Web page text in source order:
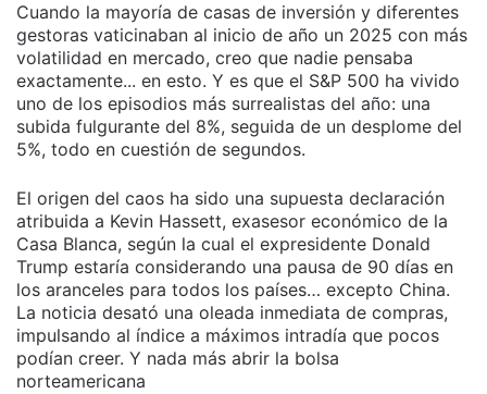
Cuando la mayoría de casas de inversión y diferentes
gestoras vaticinaban al inicio de año un 2025 con más
volatilidad en mercado, creo que nadie pensaba
exactamente... en esto. Y es que el S&P 500 ha vivido
uno de los episodios más surrealistas del año: una
subida fulgurante del 8%, seguida de un desplome del
5%, todo en cuestión de segundos.
El origen del caos ha sido una supuesta declaración
atribuida a Kevin Hassett, exasesor económico de la
Casa Blanca, según la cual el expresidente Donald
Trump estaría considerando una pausa de 90 días en
los aranceles para todos los países… excepto China.
La noticia desató una oleada inmediata de compras,
impulsando al índice a máximos intradía que pocos
podían creer. Y nada más abrir la bolsa
norteamericana